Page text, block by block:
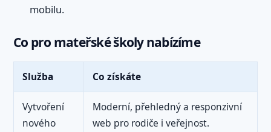
mobilu.
Co pro mateřské školy nabízíme
Služba Co získáte
Vytvoření
nového
Moderní, přehledný a responzivní
web pro rodiče i veřejnost.